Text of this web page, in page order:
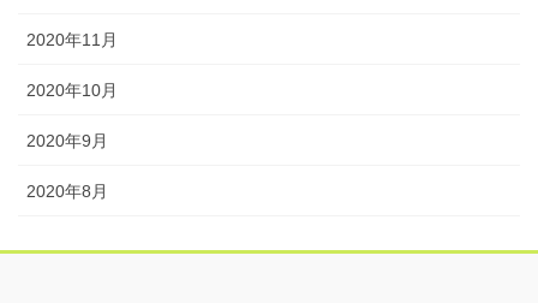
2020年11月
2020年10月
2020年9月
2020年8月